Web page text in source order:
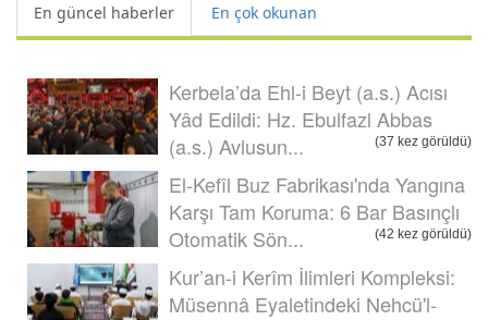
En güncel haberler En çok okunan
Kerbela’da Ehl-i Beyt (a.s.) Acısı
Yâd Edildi: Hz. Ebulfazl Abbas
(a.s.) Avlusun...
(37 kez görüldü)
El-Kefîl Buz Fabrikası'nda Yangına
Karşı Tam Koruma: 6 Bar Basınçlı
Otomatik Sön...
(42 kez görüldü)
Kur’an-i Kerîm İlimleri Kompleksi:
Müsennâ Eyaletindeki Nehcü'l-